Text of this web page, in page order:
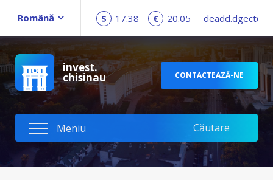
$ 17.38 € 20.05
invest.
chisinau CONTACTEAZĂ-NE